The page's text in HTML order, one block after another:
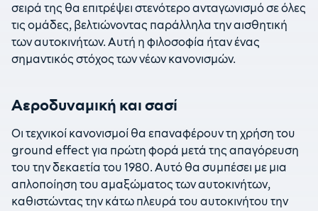
σειρά της θα επιτρέψει στενότερο ανταγωνισμό σε όλες
τις ομάδες, βελτιώνοντας παράλληλα την αισθητική
των αυτοκινήτων. Αυτή η φιλοσοφία ήταν ένας
σημαντικός στόχος των νέων κανονισμών.
Αεροδυναμική και σασί
Οι τεχνικοί κανονισμοί θα επαναφέρουν τη χρήση του
ground effect για πρώτη φορά μετά της απαγόρευση
του την δεκαετία του 1980. Αυτό θα συμπέσει με μια
απλοποίηση του αμαξώματος των αυτοκινήτων,
καθιστώντας την κάτω πλευρά του αυτοκινήτου την